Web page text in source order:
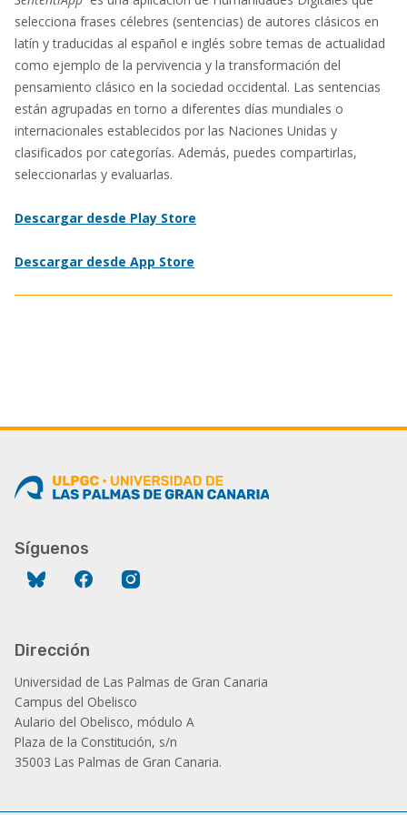
selecciona frases célebres (sentencias) de autores clásicos en
latín y traducidas al español e inglés sobre temas de actualidad
como ejemplo de la pervivencia y la transformación del
pensamiento clásico en la sociedad occidental. Las sentencias
están agrupadas en torno a diferentes días mundiales o
internacionales establecidos por las Naciones Unidas y
clasificados por categorías. Además, puedes compartirlas,
seleccionarlas y evaluarlas.
Descargar desde Play Store
Descargar desde App Store
Síguenos
Bluesky Facebook
Dirección
Universidad de Las Palmas de Gran Canaria
Campus del Obelisco
Aulario del Obelisco, módulo A
Plaza de la Constitución, s/n
35003 Las Palmas de Gran Canaria.